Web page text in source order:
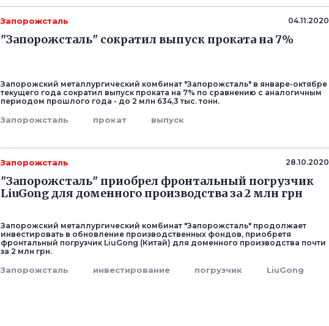
Запорожсталь 04.11.2020
"Запорожсталь" сократил выпуск проката на 7%
Запорожский металлургический комбинат "Запорожсталь" в январе-октябре
текущего года сократил выпуск проката на 7% по сравнению с аналогичным
периодом прошлого года - до 2 млн 634,3 тыс. тонн.
Запорожсталь прокат выпуск
Запорожсталь 28.10.2020
"Запорожсталь" приобрел фронтальный погрузчик
LiuGong для доменного производства за 2 млн грн
Запорожский металлургический комбинат "Запорожсталь" продолжает
инвестировать в обновление производственных фондов, приобретя
фронтальный погрузчик LiuGong (Китай) для доменного производства почти
за 2 млн грн.
Запорожсталь инвестирование погрузчик LiuGong